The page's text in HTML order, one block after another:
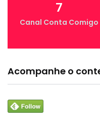
7
Canal Conta Comigo
Acompanhe o